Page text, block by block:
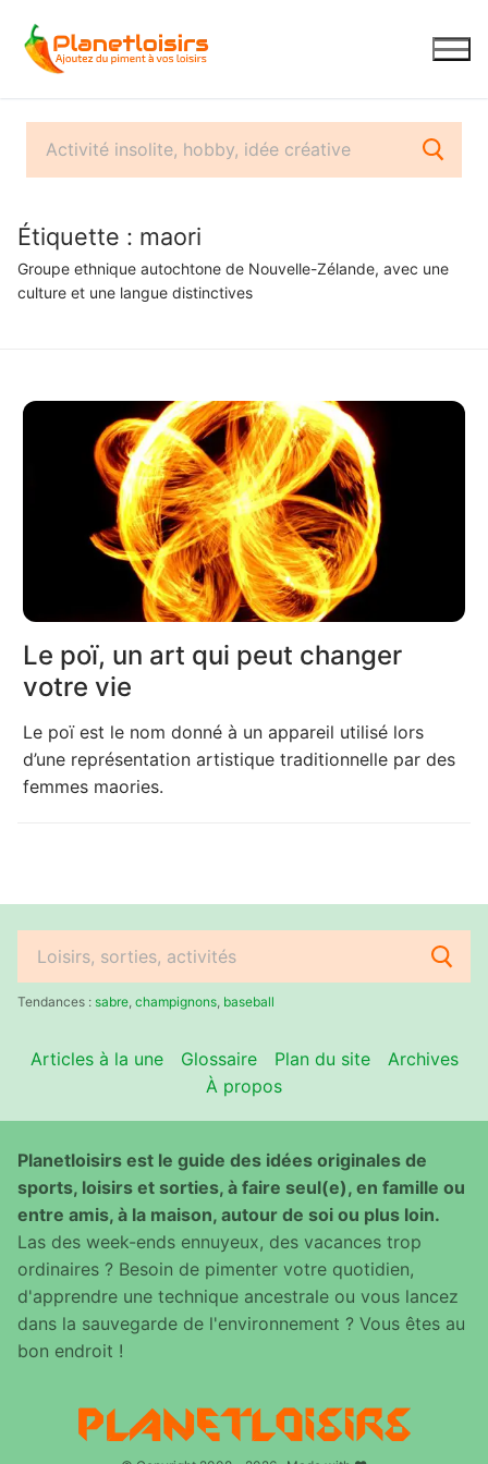
contenu
Étiquette : maori
Groupe ethnique autochtone de Nouvelle-Zélande, avec une
culture et une langue distinctives
Le poï, un art qui peut changer
votre vie
Le poï est le nom donné à un appareil utilisé lors
d’une représentation artistique traditionnelle par des
femmes maories.
Rechercher
:Tendances : sabre champignons baseball
Articles à la une Glossaire Plan du site
Archives
À propos
Planetloisirs est le guide des idées originales de
sports, loisirs et sorties, à faire seul(e), en famille ou
entre amis, à la maison, autour de soi ou plus loin.
Las des week-ends ennuyeux, des vacances trop
ordinaires ? Besoin de pimenter votre quotidien,
d'apprendre une technique ancestrale ou vous lancez
dans la sauvegarde de l'environnement ? Vous êtes au
bon endroit !